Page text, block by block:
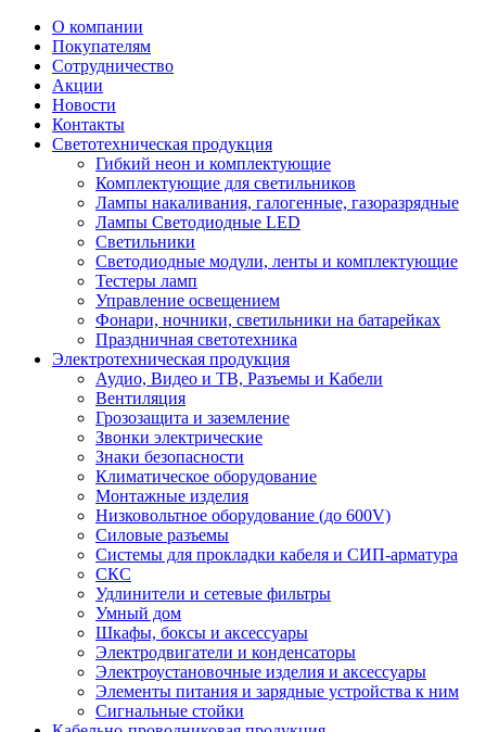
О компании
Покупателям
Сотрудничество
Акции
Новости
Контакты
Светотехническая продукция
Гибкий неон и комплектующие
Комплектующие для светильников
Лампы накаливания, галогенные, газоразрядные
Лампы Светодиодные LED
Светильники
Светодиодные модули, ленты и комплектующие
Тестеры ламп
Управление освещением
Фонари, ночники, светильники на батарейках
Праздничная светотехника
Электротехническая продукция
Аудио, Видео и ТВ, Разъемы и Кабели
Вентиляция
Грозозащита и заземление
Звонки электрические
Знаки безопасности
Климатическое оборудование
Монтажные изделия
Низковольтное оборудование (до 600V)
Силовые разъемы
Системы для прокладки кабеля и СИП-арматура
СКС
Удлинители и сетевые фильтры
Умный дом
Шкафы, боксы и аксессуары
Электродвигатели и конденсаторы
Электроустановочные изделия и аксессуары
Элементы питания и зарядные устройства к ним
Сигнальные стойки